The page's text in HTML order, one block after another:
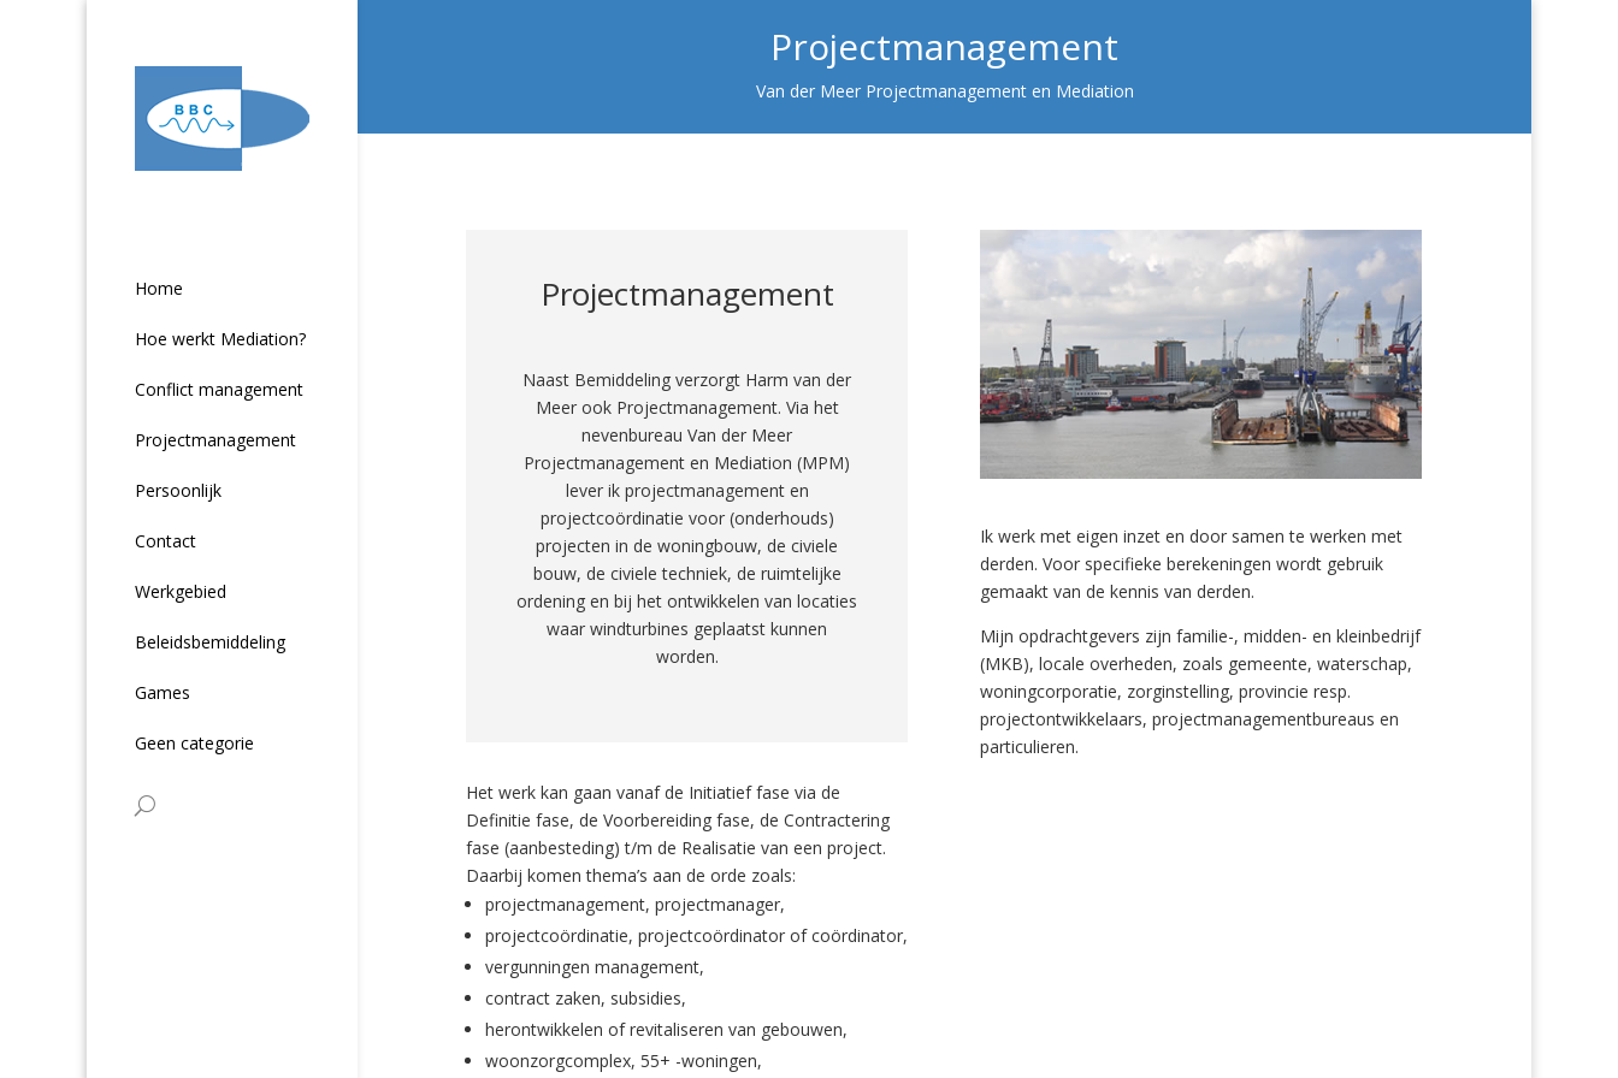
Home
Hoe werkt Mediation?
Conflict management
Projectmanagement
Persoonlijk
Contact
Werkgebied
Beleidsbemiddeling
Games
Geen categorie
Projectmanagement
Van der Meer Projectmanagement en Mediation
Projectmanagement
Naast Bemiddeling verzorgt Harm van der
Meer ook Projectmanagement. Via het
nevenbureau Van der Meer
Projectmanagement en Mediation (MPM)
lever ik projectmanagement en
projectcoördinatie voor (onderhouds)
projecten in de woningbouw, de civiele
bouw, de civiele techniek, de ruimtelijke
ordening en bij het ontwikkelen van locaties
waar windturbines geplaatst kunnen
worden.
Het werk kan gaan vanaf de Initiatief fase via de
Definitie fase, de Voorbereiding fase, de Contractering
fase (aanbesteding) t/m de Realisatie van een project.
Daarbij komen thema’s aan de orde zoals:
projectmanagement, projectmanager,
projectcoördinatie, projectcoördinator of coördinator,
vergunningen management,
contract zaken, subsidies,
herontwikkelen of revitaliseren van gebouwen,
woonzorgcomplex, 55+ -woningen,
Ik werk met eigen inzet en door samen te werken met
derden. Voor specifieke berekeningen wordt gebruik
gemaakt van de kennis van derden.
Mijn opdrachtgevers zijn familie-, midden- en kleinbedrijf
(MKB), locale overheden, zoals gemeente, waterschap,
woningcorporatie, zorginstelling, provincie resp.
projectontwikkelaars, projectmanagementbureaus en
particulieren.